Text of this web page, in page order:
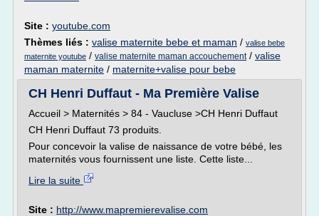
Site : youtube.com
Thèmes liés : valise maternite bebe et maman / valise bebe
maternite youtube / valise maternite maman accouchement/ valise
maman maternite / maternite+valise pour bebe
CH Henri Duffaut - Ma Première Valise
Accueil > Maternités > 84 - Vaucluse >CH Henri Duffaut
CH Henri Duffaut 73 produits.
Pour concevoir la valise de naissance de votre bébé, les
maternités vous fournissent une liste. Cette liste...
Lire la suite
Site : http://www.mapremierevalise.com